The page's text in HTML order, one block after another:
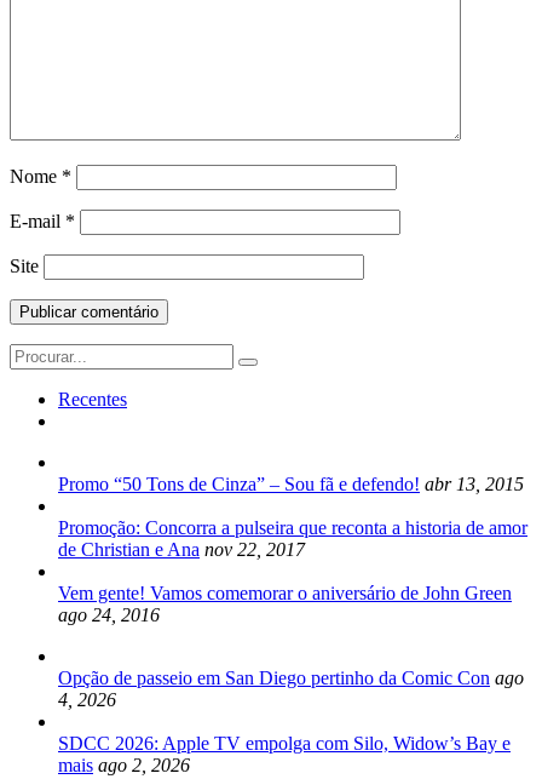
Nome *
E-mail *
Site
Search
for:
Recentes
Promo “50 Tons de Cinza” – Sou fã e defendo! abr 13, 2015
Promoção: Concorra a pulseira que reconta a historia de amor
de Christian e Ana nov 22, 2017
Vem gente! Vamos comemorar o aniversário de John Green
ago 24, 2016
Opção de passeio em San Diego pertinho da Comic Con ago
4, 2026
SDCC 2026: Apple TV empolga com Silo, Widow’s Bay e
mais ago 2, 2026